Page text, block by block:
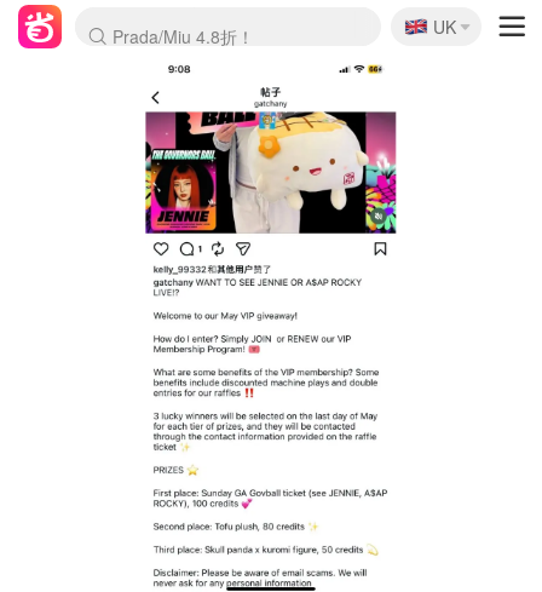
麦卢卡蜂蜜夏促！个位数！
Prada/Miu 4.8折！
啥？必胜客披萨5折！
🇬🇧
UK